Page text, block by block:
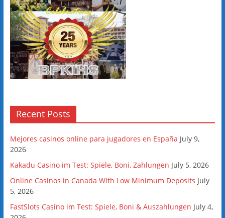
Recent Posts
Mejores casinos online para jugadores en España July 9,
2026
Kakadu Casino im Test: Spiele, Boni, Zahlungen July 5, 2026
Online Casinos in Canada With Low Minimum Deposits July
5, 2026
FastSlots Casino im Test: Spiele, Boni & Auszahlungen July 4,